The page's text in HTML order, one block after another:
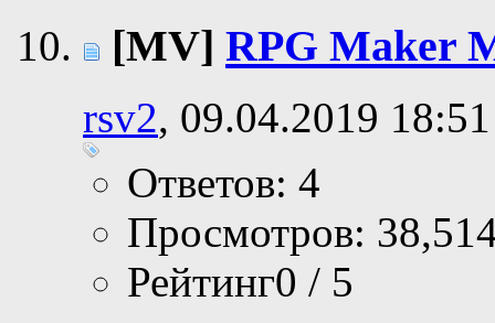
[MV] RPG Maker
rsv2, 09.04.2019 18:51
Ответов: 4
Просмотров:
Рейтинг0 / 5